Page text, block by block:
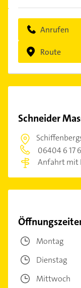
Anrufen
Route
Schneider
06404 6 17
Anfahrt mit
Montag
Dienstag
Mittwoch